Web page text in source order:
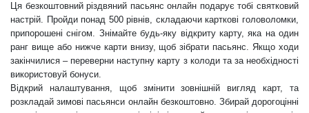
Ця безкоштовний різдвяний пасьянс онлайн подарує тобі святковий
настрій. Пройди понад 500 рівнів, складаючи карткові головоломки,
припорошені снігом. Знімайте будь-яку відкриту карту, яка на один
ранг вище або нижче карти внизу, щоб зібрати пасьянс. Якщо ходи
закінчилися – переверни наступну карту з колоди та за необхідності
використовуй бонуси.
Відкрий налаштування, щоб змінити зовнішній вигляд карт, та
розкладай зимові пасьянси онлайн безкоштовно. Збирай дорогоцінні